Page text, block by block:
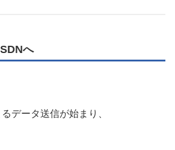
へ
データ送信が始まり、